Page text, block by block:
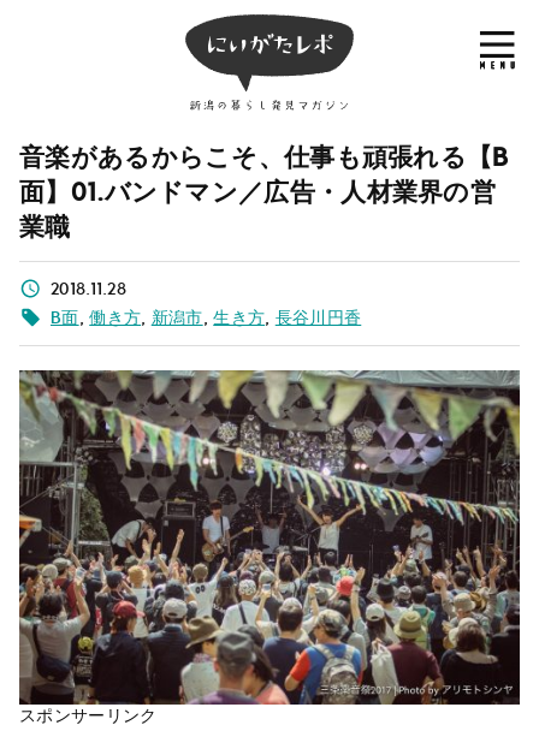
音楽があるからこそ、仕事も頑張れる【B
面】01.バンドマン／広告・人材業界の営
業職
2018.11.28
B面,働き方, 新潟市,生き方, 長谷川円香
スポンサーリンク